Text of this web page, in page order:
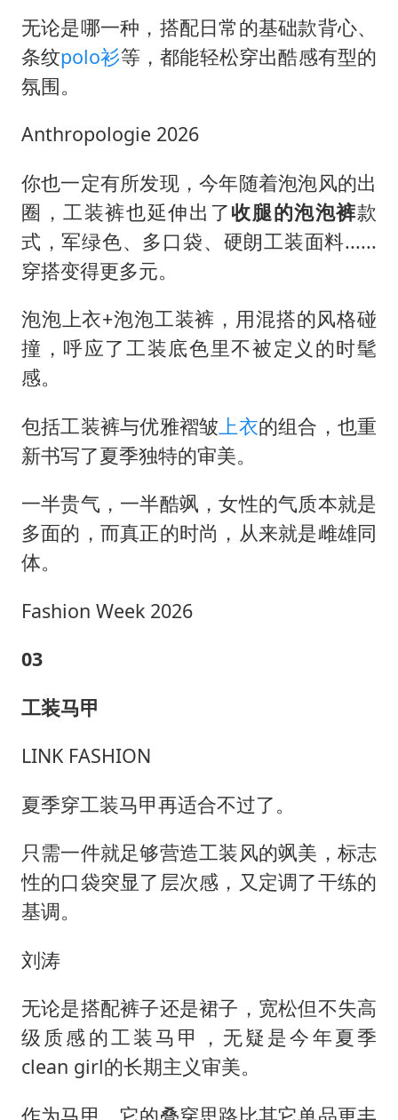
无论是哪一种，搭配日常的基础款背心、
条纹polo衫等，都能轻松穿出酷感有型的
氛围。
Anthropologie 2026
你也一定有所发现，今年随着泡泡风的出
圈，工装裤也延伸出了收腿的泡泡裤款
式，军绿色、多口袋、硬朗工装面料......
穿搭变得更多元。
泡泡上衣+泡泡工装裤，用混搭的风格碰
撞，呼应了工装底色里不被定义的时髦
感。
包括工装裤与优雅褶皱 上衣的组合，也重
新书写了夏季独特的审美。
一半贵气，一半酷飒，女性的气质本就是
多面的，而真正的时尚，从来就是雌雄同
体。
Fashion Week 2026
03
工装马甲
LINK FASHION
夏季穿工装马甲再适合不过了。
只需一件就足够营造工装风的飒美，标志
性的口袋突显了层次感，又定调了干练的
基调。
刘涛
无论是搭配裤子还是裙子，宽松但不失高
级质感的工装马甲，无疑是今年夏季
clean girl的长期主义审美。